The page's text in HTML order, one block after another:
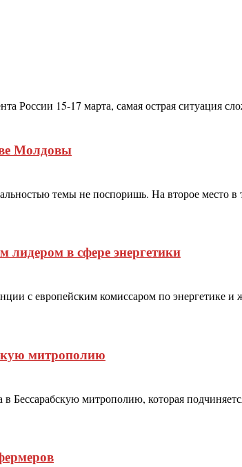
России 15-17 марта, самая острая ситуация
Молдовы
темы не поспоришь. На второе место в
в сфере энергетики
с европейским комиссаром по энергетике
митрополию
митрополию, которая